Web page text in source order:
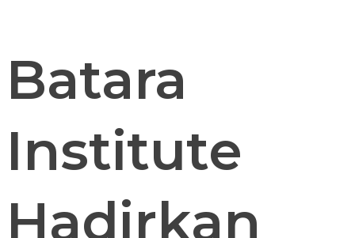
Batara
Institute
Hadirkan